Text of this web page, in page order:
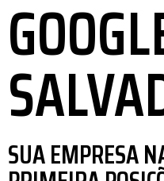
SUA EMPRESA